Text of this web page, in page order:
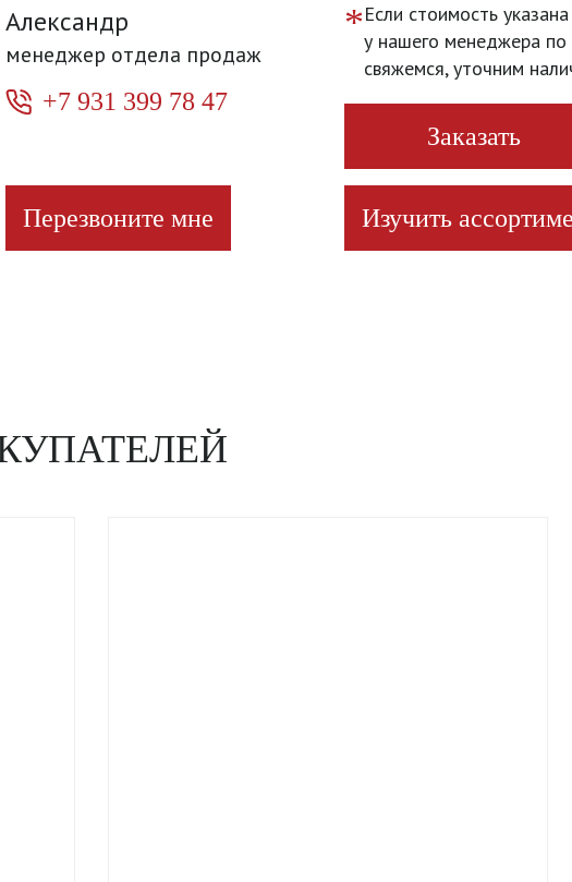
Александр
менеджер отдела продаж
+7 931 399 78 47
Перезвоните мне
*Если стоимость
у нашего менеджера по
свяжемся, уточним
Заказать
Изучить